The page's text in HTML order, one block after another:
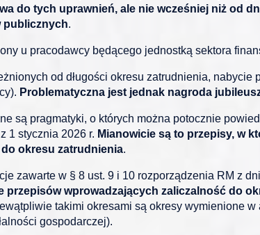
do tych uprawnień, ale nie wcześniej niż od
publicznych.
u pracodawcy będącego jednostką sektora
od długości okresu zatrudnienia,
Problematyczna jest jednak nagroda
są pragmatyki, o których można potocznie
1 stycznia 2026 r. Mianowicie są to przepisy, w
okresu zatrudnienia.
zawarte w § 8 ust. 9 i 10 rozporządzenia RM z
przepisów wprowadzających zaliczalność do
takimi okresami są okresy wymienione w
gospodarczej).